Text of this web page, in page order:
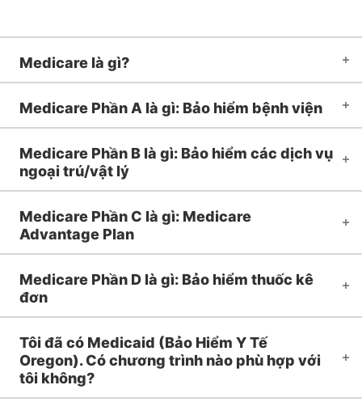
Medicare là gì?
Medicare Phần A là gì: Bảo hiểm bệnh viện
Medicare Phần B là gì: Bảo hiểm các dịch vụ
ngoại trú/vật lý
Medicare Phần C là gì: Medicare
Advantage Plan
Medicare Phần D là gì: Bảo hiểm thuốc kê
đơn
Tôi đã có Medicaid (Bảo Hiểm Y Tế
Oregon). Có chương trình nào phù hợp với
tôi không?